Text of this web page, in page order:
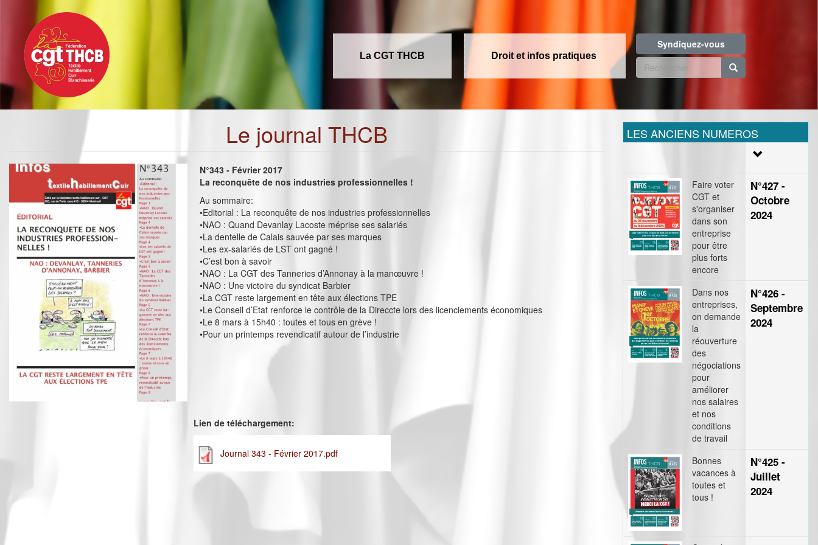
contenu
principal
La CGT THCB Droit et infos pratiques
Syndiquez-vous
Formulaire
recherche
Le journal THCB
N°343 - Février 2017
La reconquête de nos industries professionnelles !
Au sommaire:
•Editorial : La reconquête de nos industries professionnelles
•NAO : Quand Devanlay Lacoste méprise ses salariés
•La dentelle de Calais sauvée par ses marques
•Les ex-salariés de LST ont gagné !
•C’est bon à savoir
•NAO : La CGT des Tanneries d’Annonay à la manœuvre !
•NAO : Une victoire du syndicat Barbier
•La CGT reste largement en tête aux élections TPE
•Le Conseil d’Etat renforce le contrôle de la Direccte lors des licenciements économiques
•Le 8 mars à 15h40 : toutes et tous en grève !
•Pour un printemps revendicatif autour de l’industrie
Lien de téléchargement:
Journal 343 - Février 2017.pdf
LES ANCIENS NUMEROS
Faire voter
CGT et
s'organiser
dans son
entreprise
pour être
plus forts
encore
N°427 -
Octobre
2024
Dans nos
entreprises,
on demande
la
réouverture
des
négociations
pour
améliorer
nos salaires
et nos
conditions
de travail
N°426 -
Septembre
2024
Bonnes
vacances à
toutes et
tous !
N°425 -
Juillet
2024